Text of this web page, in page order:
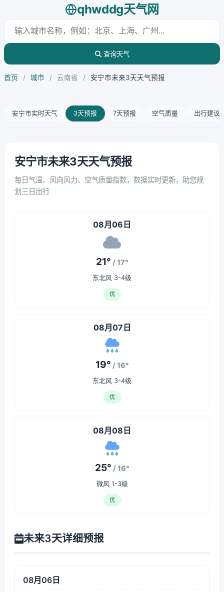
qhwddg天气网
查询天气
首页 / 城市 / 云南省 / 安宁市未来3天天气预报
安宁市实时天气 3天预报 7天预报 空气质量 出行建议
安宁市未来3天天气预报
每日气温、风向风力、空气质量指数，数据实时更新，助您规
划三日出行
08月06日
21° / 17°
东北风 3-4级
优
08月07日
19° / 16°
东北风 3-4级
优
08月08日
25° / 16°
微风 1-3级
优
未来3天详细预报
08月06日